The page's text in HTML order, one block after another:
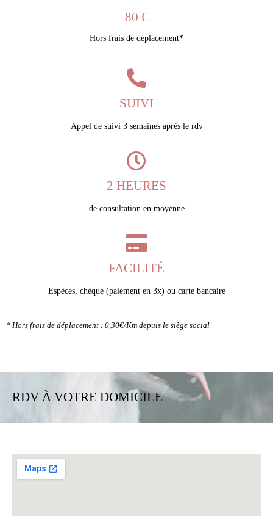
80 €
Hors frais de déplacement*
SUIVI
Appel de suivi 3 semaines après le rdv
2 HEURES
de consultation en moyenne
FACILITÉ
Espèces, chèque (paiement en 3x) ou carte bancaire
* Hors frais de déplacement : 0,30€/Km depuis le siège social
RDV À VOTRE DOMICILE